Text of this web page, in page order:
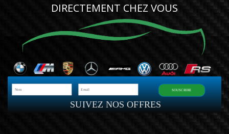
DIRECTEMENT CHEZ VOUS
SUIVEZ NOS OFFRES
SOUSCRIRE